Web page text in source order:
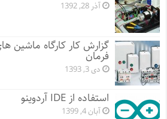
آذر 28, 1392
گزارش کار کارگاه ماشین
فرمان
دی 3, 1393
استفاده از IDE آردوینو
آبان 4, 1399